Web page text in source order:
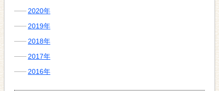
2020年
2019年
2018年
2017年
2016年